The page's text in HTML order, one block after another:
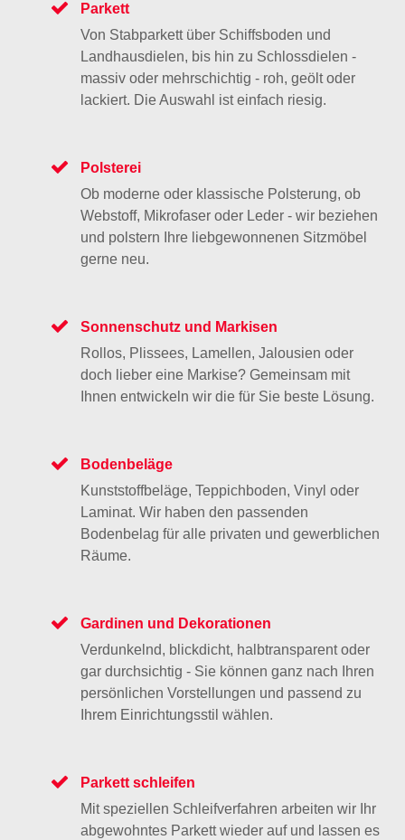
Parkett
Von Stabparkett über Schiffsboden und
Landhausdielen, bis hin zu Schlossdielen -
massiv oder mehrschichtig - roh, geölt oder
lackiert. Die Auswahl ist einfach riesig.
Polsterei
Ob moderne oder klassische Polsterung, ob
Webstoff, Mikrofaser oder Leder - wir beziehen
und polstern Ihre liebgewonnenen Sitzmöbel
gerne neu.
Sonnenschutz und Markisen
Rollos, Plissees, Lamellen, Jalousien oder
doch lieber eine Markise? Gemeinsam mit
Ihnen entwickeln wir die für Sie beste Lösung.
Bodenbeläge
Kunststoffbeläge, Teppichboden, Vinyl oder
Laminat. Wir haben den passenden
Bodenbelag für alle privaten und gewerblichen
Räume.
Gardinen und Dekorationen
Verdunkelnd, blickdicht, halbtransparent oder
gar durchsichtig - Sie können ganz nach Ihren
persönlichen Vorstellungen und passend zu
Ihrem Einrichtungsstil wählen.
Parkett schleifen
Mit speziellen Schleifverfahren arbeiten wir Ihr
abgewohntes Parkett wieder auf und lassen es